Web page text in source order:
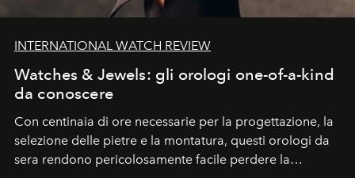
INTERNATIONAL WATCH REVIEW
Watches & Jewels: gli orologi one-of-a-kind
da conoscere
Con centinaia di ore necessarie per la progettazione, la
selezione delle pietre e la montatura, questi orologi da
sera rendono pericolosamente facile perdere la